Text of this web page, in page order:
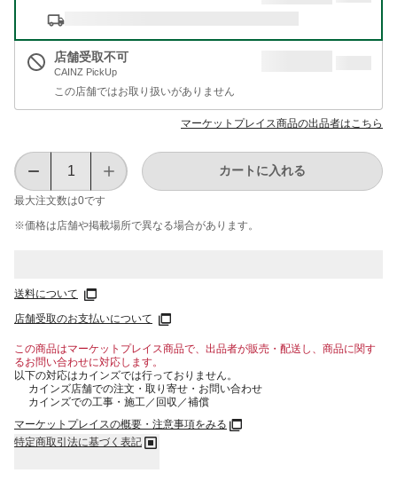
店舗受取不可
CAINZ PickUp
この店舗ではお取り扱いがありません
マーケットプレイス商品の出品者はこちら
最大注文数は0です
カートに入れる
※価格は​店舗や​掲載場所で​異なる​場合が​あります。
送料について
店舗受取のお支払いについて
この商品はマーケットプレイス商品で、出品者が販売・配送し、商品に関す
るお問い合わせに対応します。
以下の対応はカインズでは行っておりません。
カインズ店舗での注文・取り寄せ・お問い合わせ
カインズでの工事・施工／回収／補償
マーケットプレイスの概要・注意事項をみる
特定商取引法に基づく表記